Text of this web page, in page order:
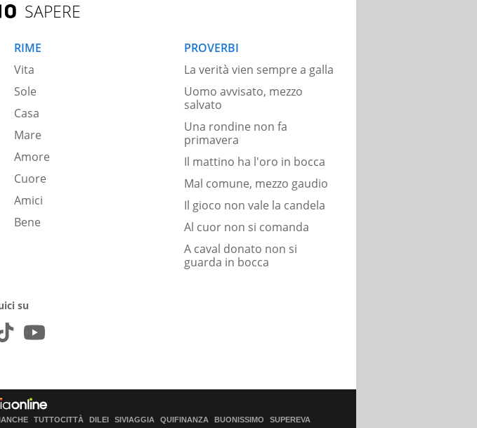
SAPERE
RIME
Vita
Sole
Casa
Mare
Amore
Cuore
Amici
Bene
PROVERBI
La verità vien sempre a galla
Uomo avvisato, mezzo
salvato
Una rondine non fa
primavera
Il mattino ha l'oro in bocca
Mal comune, mezzo gaudio
Il gioco non vale la candela
Al cuor non si comanda
A caval donato non si
guarda in bocca
su
TUTTOCITTÀ DILEI SIVIAGGIA QUIFINANZA BUONISSIMO SUPEREVA